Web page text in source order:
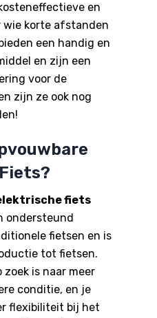
en
wie korte afstanden
een handig en
en zijn een
voor de
zijn ze ook nog
fiets
ondersteund
fietsen en is
tot fietsen.
is naar meer
conditie, en je
flexibiliteit bij het